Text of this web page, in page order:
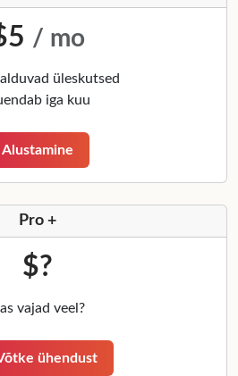
/ mo
üleskutsed
iga kuu
Alustamine
Pro +
$?
vajad veel?
ühendust